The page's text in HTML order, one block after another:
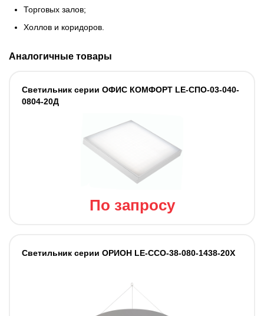
Торговых залов;
Холлов и коридоров.
Аналогичные товары
Светильник серии ОФИС КОМФОРТ LE-СПО-03-040-
0804-20Д
По запросу
Светильник cерии ОРИОН LE-ССО-38-080-1438-20Х